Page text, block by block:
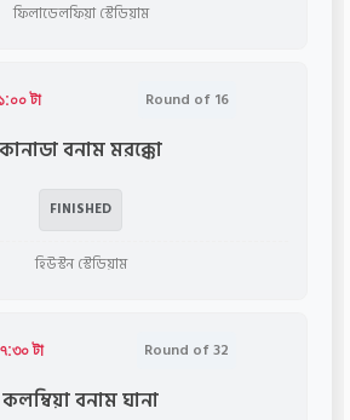
ফিলাডেলফিয়া স্টেডিয়াম
টা Round of 16
কানাডা বনাম মরক্কো
FINISHED
হিউস্টন স্টেডিয়াম
টা Round of 32
কলম্বিয়া বনাম ঘানা